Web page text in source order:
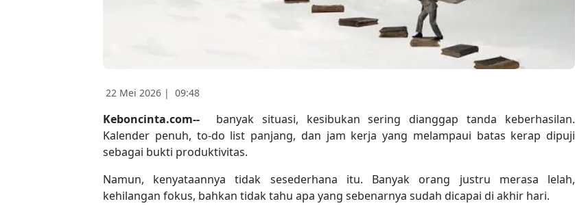
22 Mei 2026 | 09:48
Keboncinta.com--
banyak situasi, kesibukan sering dianggap tanda keberhasilan.
Kalender penuh, to-do list panjang, dan jam kerja yang melampaui batas kerap dipuji
sebagai bukti produktivitas.
Namun, kenyataannya tidak sesederhana itu. Banyak orang justru merasa lelah,
kehilangan fokus, bahkan tidak tahu apa yang sebenarnya sudah dicapai di akhir hari.